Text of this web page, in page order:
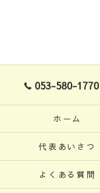
053-580-1770
ホーム
代表あいさつ
よくある質問